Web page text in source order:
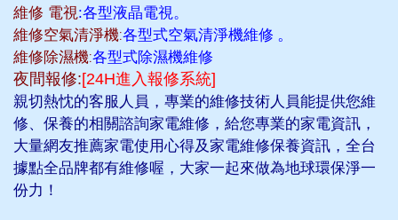
維修 電視:各型液晶電視。
維修空氣清淨機:各型式空氣清淨機維修 。
維修除濕機:各型式除濕機維修
夜間報修:[24H進入報修系統]
親切熱忱的客服人員，專業的維修技術人員能提供您維
修、保養的相關諮詢家電維修，給您專業的家電資訊，
大量網友推薦家電使用心得及家電維修保養資訊，全台
據點全品牌都有維修喔，大家一起來做為地球環保淨一
份力！